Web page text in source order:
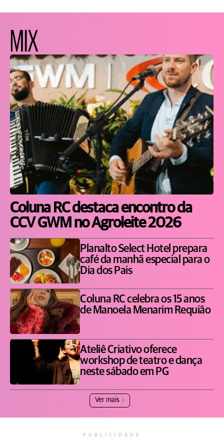
MIX
Coluna RC destaca encontro da
CCV GWM no Agroleite 2026
Planalto Select Hotel prepara
café da manhã especial para o
Dia dos Pais
Coluna RC celebra os 15 anos
de Manoela Menarim Requião
Ateliê Criativo oferece
workshop de teatro e dança
neste sábado em PG
Ver mais
PUBLICIDADE